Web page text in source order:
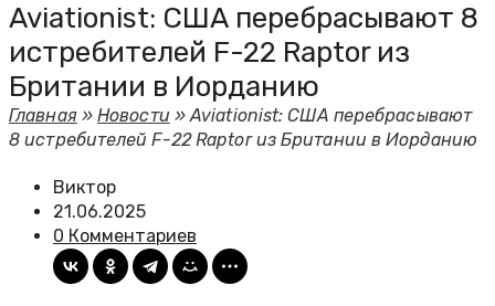
Aviationist: США перебрасывают 8
истребителей F-22 Raptor из
Британии в Иорданию
Главная»Новости »Aviationist: США перебрасывают
8 истребителей F-22 Raptor из Британии в Иорданию
Виктор
21.06.2025
0 Комментариев